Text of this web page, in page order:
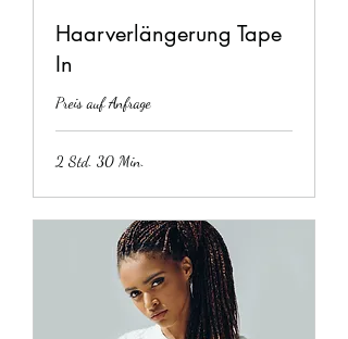
Haarverlängerung Tape
In
Preis auf Anfrage
2 Std. 30 Min.